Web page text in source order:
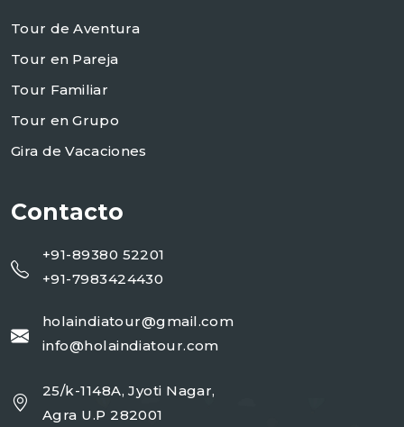
Tour de Aventura
Tour en Pareja
Tour Familiar
Tour en Grupo
Gira de Vacaciones
Contacto
+91-89380 52201
+91-7983424430
holaindiatour@gmail.com
info@holaindiatour.com
25/k-1148A, Jyoti Nagar,
Agra U.P 282001